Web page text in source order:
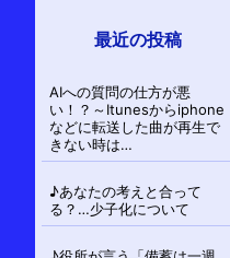
ゲ
ー
シ
ョ
ン
最近の投稿
AIへの質問の仕方が悪
い！？～Itunesからiphone
などに転送した曲が再生で
きない時は…
♪あなたの考えと合って
る？…少子化について